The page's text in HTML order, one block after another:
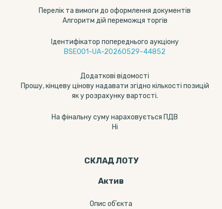
Перелік та вимоги до оформлення документів
Алгоритм дій переможця торгів
Ідентифікатор попереднього аукціону
BSE001-UA-20260529-44852
Додаткові відомості
Прошу, кінцеву цінову надавати згідно кількості позицій
як у розрахунку вартості.
На фінальну суму нараховується ПДВ
Ні
СКЛАД ЛОТУ
Актив
Опис обʼєкта